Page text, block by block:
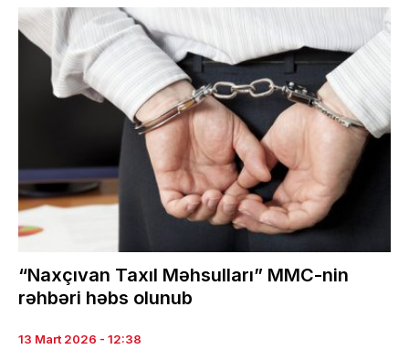
“Naxçıvan Taxıl Məhsulları” MMC-nin
rəhbəri həbs olunub
13 Mart 2026 - 12:38